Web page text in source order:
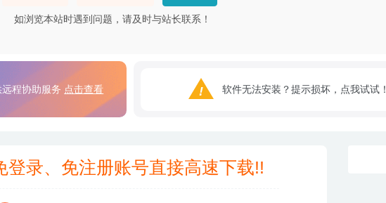
如浏览本站时遇到问题，请及时与站长联系！
程协助服务 点击查看 软件无法安装？提示损坏，点我试试！
登录、免注册账号直接高速下载!!
中文版-最为强大的菜单栏日历提醒工具